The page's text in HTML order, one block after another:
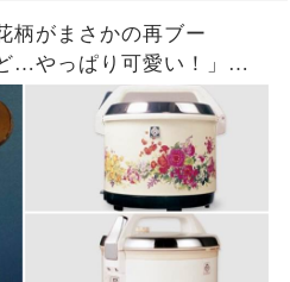
柄がまさかの再ブー
…やっぱり可愛い！」※個